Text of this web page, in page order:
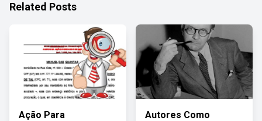
Related Posts
Ação Para
Autores Como